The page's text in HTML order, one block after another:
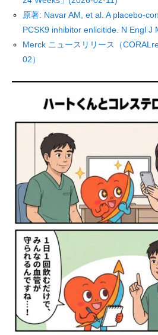
原著: Navar AM, et al. A placebo-
PCSK9 inhibitor enlicitide. N Engl J
Merck ニュースリリース（
02）